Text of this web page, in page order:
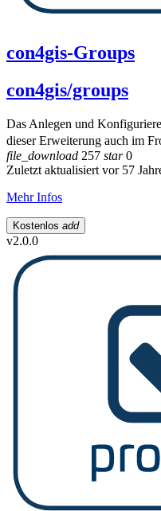
con4gis-Groups
con4gis/groups
Das Anlegen und
dieser Erweiterung auch im
file_download 257 star0
Zuletzt aktualisiert vor 57
Mehr Infos
Kostenlos add
v2.0.0